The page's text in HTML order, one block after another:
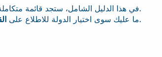
في هذا الدليل الشامل، ستجد قائمةخلال الفترة من 2026 إلى 2029.
ما عليك سوى اختيار الدولة للاطلاع على.